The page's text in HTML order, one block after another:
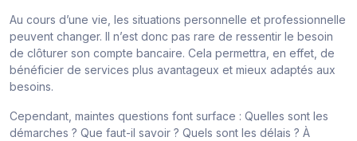
Au cours d’une vie, les situations personnelle et professionnelle
peuvent changer. Il n’est donc pas rare de ressentir le besoin
de clôturer son compte bancaire. Cela permettra, en effet, de
bénéficier de services plus avantageux et mieux adaptés aux
besoins.
Cependant, maintes questions font surface : Quelles sont les
démarches ? Que faut-il savoir ? Quels sont les délais ? À